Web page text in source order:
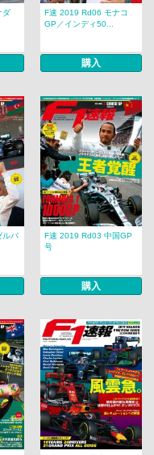
ダ
F速 2019 Rd06 モナコ
GP／インディ50...
購入
ルバ
F速 2019 Rd03 中国GP
号
購入